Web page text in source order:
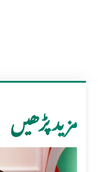
مزید پڑھیں